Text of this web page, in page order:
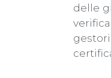
delle